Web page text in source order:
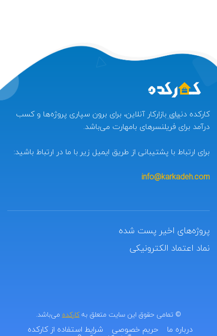
کارکده دنیای بازارکار آنلاین، برای برون سپاری پروژه‌ها و کسب
درآمد برای فریلنسرهای بامهارت می‌باشد.
برای ارتباط با پشتیبانی از طریق ایمیل زیر با ما در ارتباط باشید:
info@karkadeh.com
پروژه‌های اخیر پست شده
نماد اعتماد الکترونیکی
© تمامی حقوق این سایت متعلق بهکارکده می‌باشد.
درباره ما حریم خصوصی شرایط استفاده از کارکده